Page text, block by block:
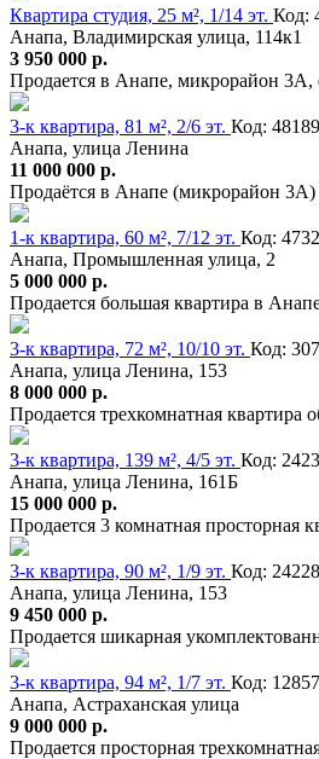
Квартира студия, 25 м², 1/14 эт. Код:
Анапа, Владимирская улица, 114к1
3 950 000 р.
Продается в Анапе, микрорайон 3А,
3-к квартира, 81 м², 2/6 эт. Код: 48189
Анапа, улица Ленина
11 000 000 р.
Продаётся в Анапе (микрорайон 3А)
1-к квартира, 60 м², 7/12 эт. Код:
Анапа, Промышленная улица, 2
5 000 000 р.
Продается большая квартира в
3-к квартира, 72 м², 10/10 эт. Код:
Анапа, улица Ленина, 153
8 000 000 р.
Продается трехкомнатная
3-к квартира, 139 м², 4/5 эт. Код:
Анапа, улица Ленина, 161Б
15 000 000 р.
Продается 3 комнатная просторная
3-к квартира, 90 м², 1/9 эт. Код: 24228
Анапа, улица Ленина, 153
9 450 000 р.
Продается шикарная
3-к квартира, 94 м², 1/7 эт. Код: 12857
Анапа, Астраханская улица
9 000 000 р.
Продается просторная